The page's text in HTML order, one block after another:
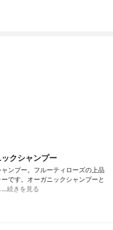
クシャンプー
ンプー。フルーティローズの上品
です。オーガニックシャンプーと
…続きを見る